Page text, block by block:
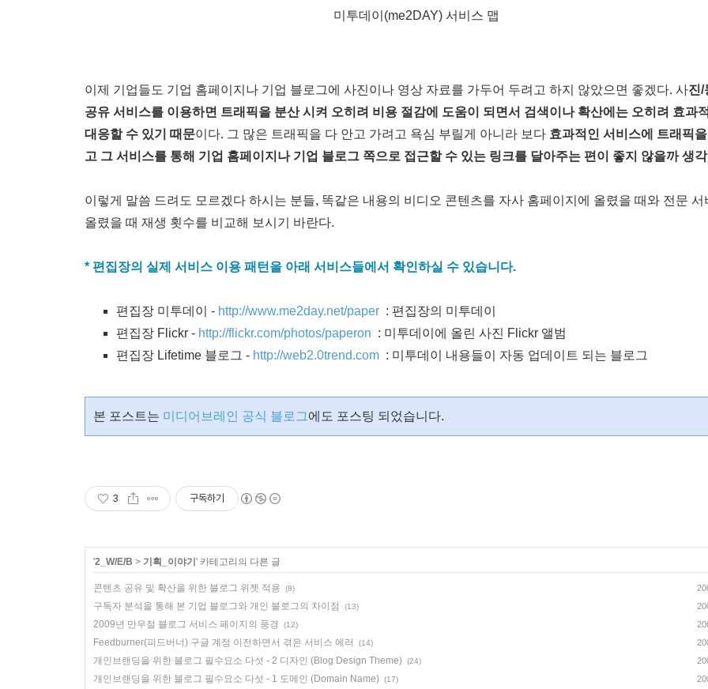
미투데이(me2DAY) 서비스 맵
이제 기업들도 기업 홈페이지나 기업 블로그에 사진이나 영상 자료를 가두어 두려고 하지 않았으면 좋겠다. 사진/
공유 서비스를 이용하면 트래픽을 분산 시켜 오히려 비용 절감에 도움이 되면서 검색이나 확산에는 오히려 효과
대응할 수 있기 때문이다. 그 많은 트래픽을 다 안고 가려고 욕심 부릴게 아니라 보다 효과적인 서비스에 트래픽
고 그 서비스를 통해 기업 홈페이지나 기업 블로그 쪽으로 접근할 수 있는 링크를 달아주는 편이 좋지 않을까 생각
이렇게 말씀 드려도 모르겠다 하시는 분들, 똑같은 내용의 비디오 콘텐츠를 자사 홈페이지에 올렸을 때와 전문 서
올렸을 때 재생 횟수를 비교해 보시기 바란다.
* 편집장의 실제 서비스 이용 패턴을 아래 서비스들에서 확인하실 수 있습니다.
편집장 미투데이 - http://www.me2day.net/paper : 편집장의 미투데이
편집장 Flickr - http://flickr.com/photos/paperon : 미투데이에 올린 사진 Flickr 앨범
편집장 Lifetime 블로그 - http://web2.0trend.com : 미투데이 내용들이 자동 업데이트 되는 블로그
본 포스트는 미디어브레인 공식 블로그에도 포스팅 되었습니다.
3 구독하기
'2_W/E/B > 기획_이야기 ' 카테고리의 다른 글
콘텐츠 공유 및 확산을 위한 블로그 위젯 적용 (8)
구독자 분석을 통해 본 기업 블로그와 개인 블로그의 차이점 (13)
2009년 만우절 블로그 서비스 페이지의 풍경 (12)
Feedburner(피드버너) 구글 계정 이전하면서 겪은 서비스 에러 (14)
개인브랜딩을 위한 블로그 필수요소 다섯 - 2 디자인 (Blog Design Theme) (24)
개인브랜딩을 위한 블로그 필수요소 다섯 - 1 도메인 (Domain Name) (17)